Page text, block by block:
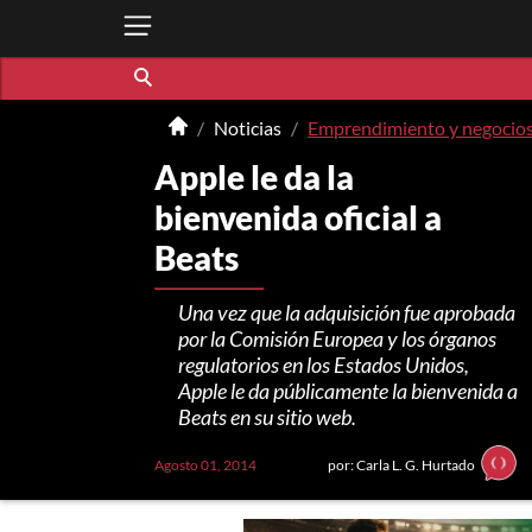
Noticias Emprendimiento y
Apple le da la
bienvenida oficial a
Beats
Una vez que la adquisición fue aprobada
por la Comisión Europea y los órganos
regulatorios en los Estados Unidos,
Apple le da públicamente la bienvenida a
Beats en su sitio web.
Agosto 01, 2014 por: Carla L. G. Hurtado